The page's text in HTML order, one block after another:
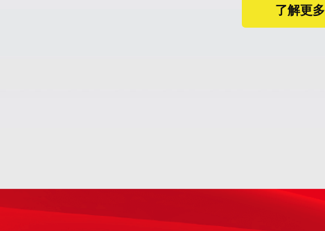
了解更多